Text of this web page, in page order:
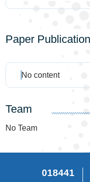
Paper
No content
Team
No Team
018441